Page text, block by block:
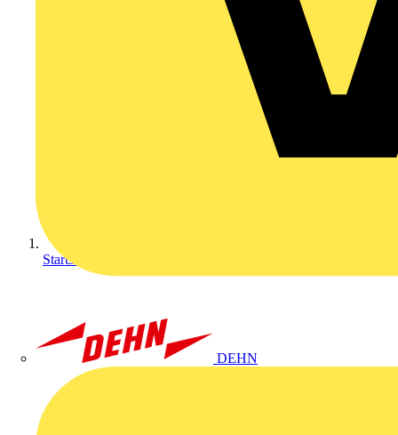
DEHN
Startseite